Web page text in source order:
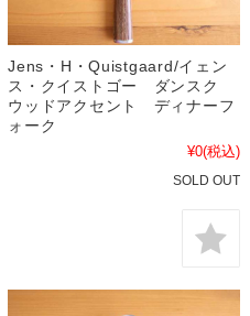
Jens・H・Quistgaard/イェン
ス・クイストゴー ダンスク
ウッドアクセント ディナーフ
ォーク
¥0(税込)
SOLD OUT